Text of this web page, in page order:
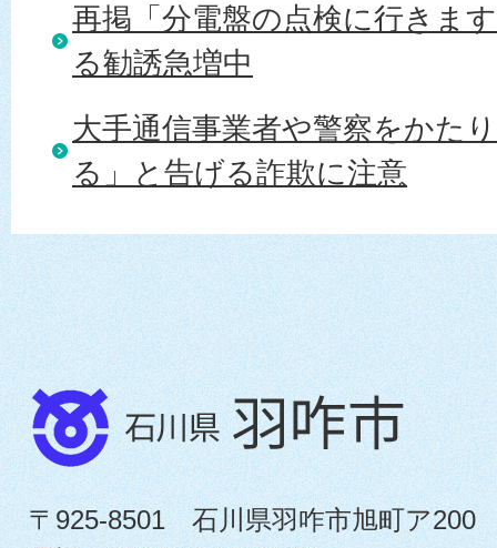
再掲「分電盤の点検に行きま
る勧誘急増中
大手通信事業者や警察をかた
る」と告げる詐欺に注意
〒925-8501 石川県羽咋市旭町ア200